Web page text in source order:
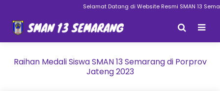
Selamat Datang di Website Resmi SMAN 13 Semarang
Raihan Medali Siswa SMAN 13 Semarang di Porprov
Jateng 2023